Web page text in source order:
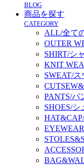
BLOG
商品を探す
CATEGORY
ALL/全て
OUTER
SHIRT/シ
KNIT
SWEAT/ス
PANTS/パ
SHOES/シ